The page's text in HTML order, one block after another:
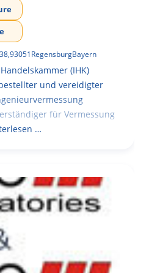
,93051RegensburgBayern
(IHK)
und vereidigter
für Vermessung
…